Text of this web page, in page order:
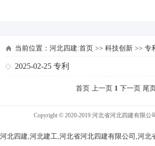
当前位置： 河北四建:首页 >> 科技创新 >> 专
2025-02-25 专利
首页 上一页 1 下一页 尾
Copyright © 2020-2019 河北省河北四建有限
河北四建,河北建工,河北省河北四建有限公司,河北